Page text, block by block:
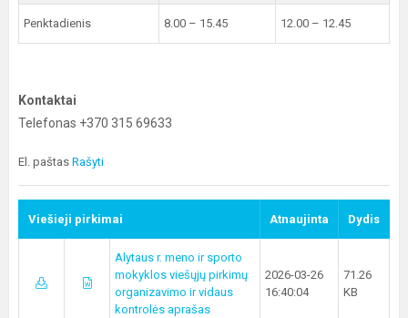
Penktadienis 8.00 – 15.45 12.00 – 12.45
Kontaktai
Telefonas +370 315 69633
El. paštas Rašyti
Viešieji pirkimai Atnaujinta Dydis
Alytaus r. meno ir sporto
mokyklos viešųjų pirkimų
organizavimo ir vidaus
kontrolės aprašas
2026-03-26
16:40:04
71.26
KB